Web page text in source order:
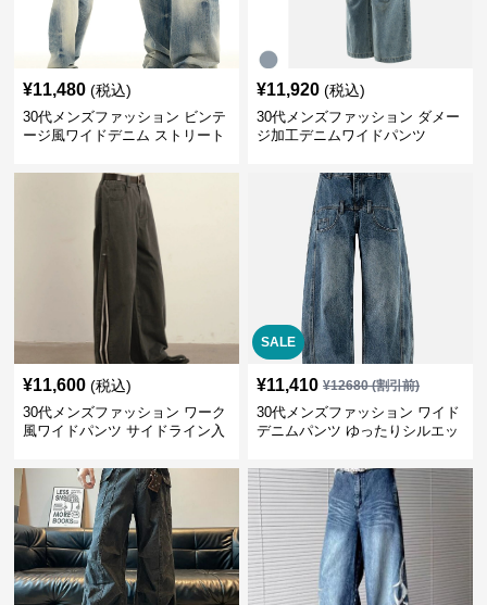
¥11,480 (税込)
30代メンズファッション ビンテ
ージ風ワイドデニム ストリート
¥11,920 (税込)
30代メンズファッション ダメー
ジ加工デニムワイドパンツ
¥11,600 (税込)
30代メンズファッション ワーク
風ワイドパンツ サイドライン入
SALE
¥11,410 ¥12680(割引前)
30代メンズファッション ワイド
デニムパンツ ゆったりシルエッ